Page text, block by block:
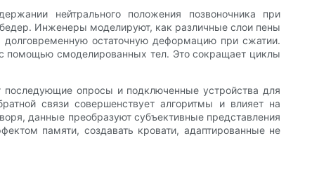
нейтрального положения позвоночника при
Инженеры моделируют, как различные слои пены
остаточную деформацию при сжатии.
помощью смоделированных тел. Это сокращает циклы
последующие опросы и подключенные устройства для
связи совершенствует алгоритмы и влияет на
данные преобразуют субъективные представления
памяти, создавать кровати, адаптированные не